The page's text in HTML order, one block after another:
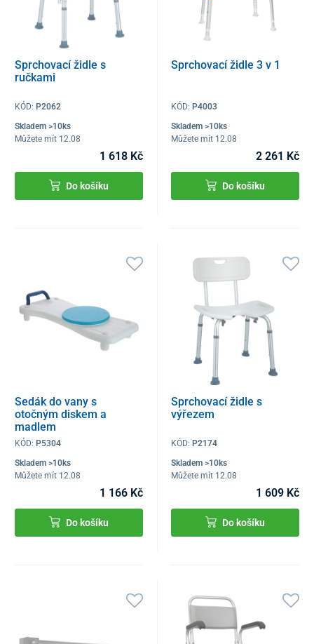
Sprchovací židle s
ručkami
KÓD: P2062
Skladem >10ks
Můžete mít 12.08
1 618 Kč
Do košíku
Sprchovací židle 3 v 1
KÓD: P4003
Skladem >10ks
Můžete mít 12.08
2 261 Kč
Do košíku
Sedák do vany s
otočným diskem a
madlem
KÓD: P5304
Skladem >10ks
Můžete mít 12.08
1 166 Kč
Do košíku
Sprchovací židle s
výřezem
KÓD: P2174
Skladem >10ks
Můžete mít 12.08
1 609 Kč
Do košíku